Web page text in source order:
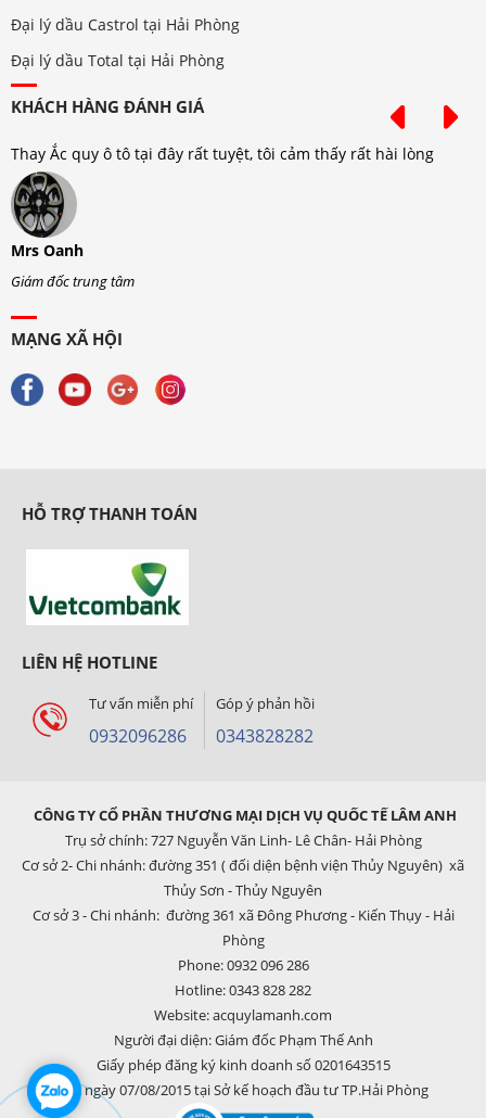
Đại lý dầu Castrol tại Hải Phòng
Đại lý dầu Total tại Hải Phòng
KHÁCH HÀNG ĐÁNH GIÁ
Thay Ắc quy ô tô tại đây rất tuyệt, tôi cảm thấy rất hài lòng
Mrs Oanh
Giám đốc trung tâm
MẠNG XÃ HỘI
HỖ TRỢ THANH TOÁN
LIÊN HỆ HOTLINE
Tư vấn miễn phí
0932096286
Góp ý phản hồi
0343828282
CÔNG TY CỔ PHẦN THƯƠNG MẠI DỊCH VỤ QUỐC TẾ LÂM ANH
Trụ sở chính: 727 Nguyễn Văn Linh- Lê Chân- Hải Phòng
Cơ sở 2- Chi nhánh: đường 351 ( đối diện bệnh viện Thủy Nguyên) xã
Thủy Sơn - Thủy Nguyên
Cơ sở 3 - Chi nhánh: đường 361 xã Đông Phương - Kiến Thụy - Hải
Phòng
Phone: 0932 096 286
Hotline: 0343 828 282
Website: acquylamanh.com
Người đại diện: Giám đốc Phạm Thế Anh
Giấy phép đăng ký kinh doanh số 0201643515
cấp ngày 07/08/2015 tại Sở kế hoạch đầu tư TP.Hải Phòng